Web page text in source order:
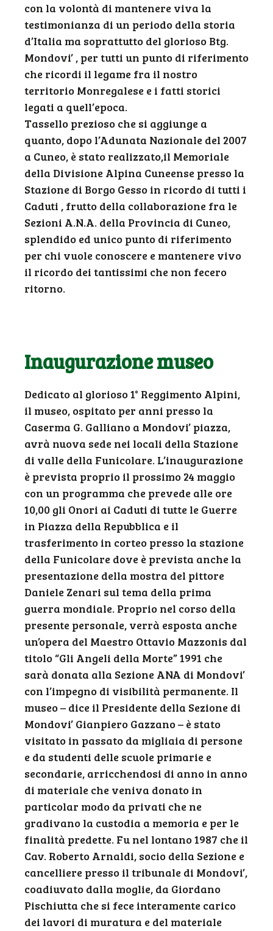
con la volontà di mantenere viva la
testimonianza di un periodo della storia
d’Italia ma soprattutto del glorioso Btg.
Mondovi’ , per tutti un punto di riferimento
che ricordi il legame fra il nostro
territorio Monregalese e i fatti storici
legati a quell’epoca.
Tassello prezioso che si aggiunge a
quanto, dopo l’Adunata Nazionale del 2007
a Cuneo, è stato realizzato,il Memoriale
della Divisione Alpina Cuneense presso la
Stazione di Borgo Gesso in ricordo di tutti i
Caduti , frutto della collaborazione fra le
Sezioni A.N.A. della Provincia di Cuneo,
splendido ed unico punto di riferimento
per chi vuole conoscere e mantenere vivo
il ricordo dei tantissimi che non fecero
ritorno.
Inaugurazione museo
Dedicato al glorioso 1° Reggimento Alpini,
il museo, ospitato per anni presso la
Caserma G. Galliano a Mondovi’ piazza,
avrà nuova sede nei locali della Stazione
di valle della Funicolare. L’inaugurazione
è prevista proprio il prossimo 24 maggio
con un programma che prevede alle ore
10,00 gli Onori ai Caduti di tutte le Guerre
in Piazza della Repubblica e il
trasferimento in corteo presso la stazione
della Funicolare dove è prevista anche la
presentazione della mostra del pittore
Daniele Zenari sul tema della prima
guerra mondiale. Proprio nel corso della
presente personale, verrà esposta anche
un’opera del Maestro Ottavio Mazzonis dal
titolo “Gli Angeli della Morte” 1991 che
sarà donata alla Sezione ANA di Mondovi’
con l’impegno di visibilità permanente. Il
museo – dice il Presidente della Sezione di
Mondovi’ Gianpiero Gazzano – è stato
visitato in passato da migliaia di persone
e da studenti delle scuole primarie e
secondarie, arricchendosi di anno in anno
di materiale che veniva donato in
particolar modo da privati che ne
gradivano la custodia a memoria e per le
finalità predette. Fu nel lontano 1987 che il
Cav. Roberto Arnaldi, socio della Sezione e
cancelliere presso il tribunale di Mondovi’,
coadiuvato dalla moglie, da Giordano
Pischiutta che si fece interamente carico
dei lavori di muratura e del materiale